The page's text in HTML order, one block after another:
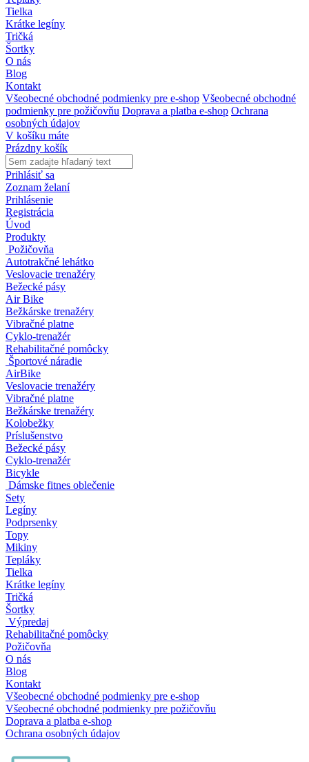
Tielka
Krátke legíny
Tričká
Šortky
O nás
Blog
Kontakt
Všeobecné obchodné podmienky pre e-shop Všeobecné obchodné
podmienky pre požičovňu Doprava a platba e-shop Ochrana
osobných údajov
V košíku máte
Prázdny košík
Prihlásiť sa
Zoznam želaní
Prihlásenie
Registrácia
Úvod
Produkty
Požičovňa
Autotrakčné lehátko
Veslovacie trenažéry
Bežecké pásy
Air Bike
Bežkárske trenažéry
Vibračné platne
Cyklo-trenažér
Rehabilitačné pomôcky
Športové náradie
AirBike
Veslovacie trenažéry
Vibračné platne
Bežkárske trenažéry
Kolobežky
Príslušenstvo
Bežecké pásy
Cyklo-trenažér
Bicykle
Dámske fitnes oblečenie
Sety
Legíny
Podprsenky
Topy
Mikiny
Tepláky
Tielka
Krátke legíny
Tričká
Šortky
Výpredaj
Rehabilitačné pomôcky
Požičovňa
O nás
Blog
Kontakt
Všeobecné obchodné podmienky pre e-shop
Všeobecné obchodné podmienky pre požičovňu
Doprava a platba e-shop
Ochrana osobných údajov